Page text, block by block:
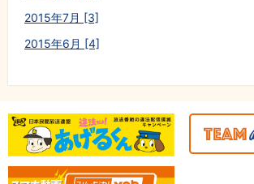
2015年7月 [3]
2015年6月 [4]